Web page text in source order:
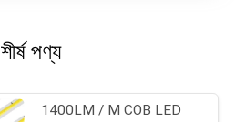
শীর্ষ পণ্য
1400LM / M COB LED